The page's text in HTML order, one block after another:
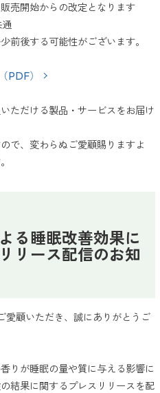
売開始からの改定となります
前後する可能性がございます。
PDF）
ただける製品・サービスをお届け
で、変わらぬご愛顧賜りますよ
る睡眠改善効果に
リース配信のお知
愛顧いただき、誠にありがとうご
りが睡眠の量や質に与える影響に
結果に関するプレスリリースを配